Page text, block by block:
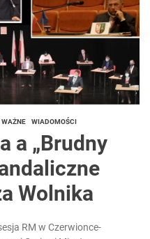
WAŻNE WIADOMOŚCI
a „Brudny
Wolnika
RM w Czerwionce-